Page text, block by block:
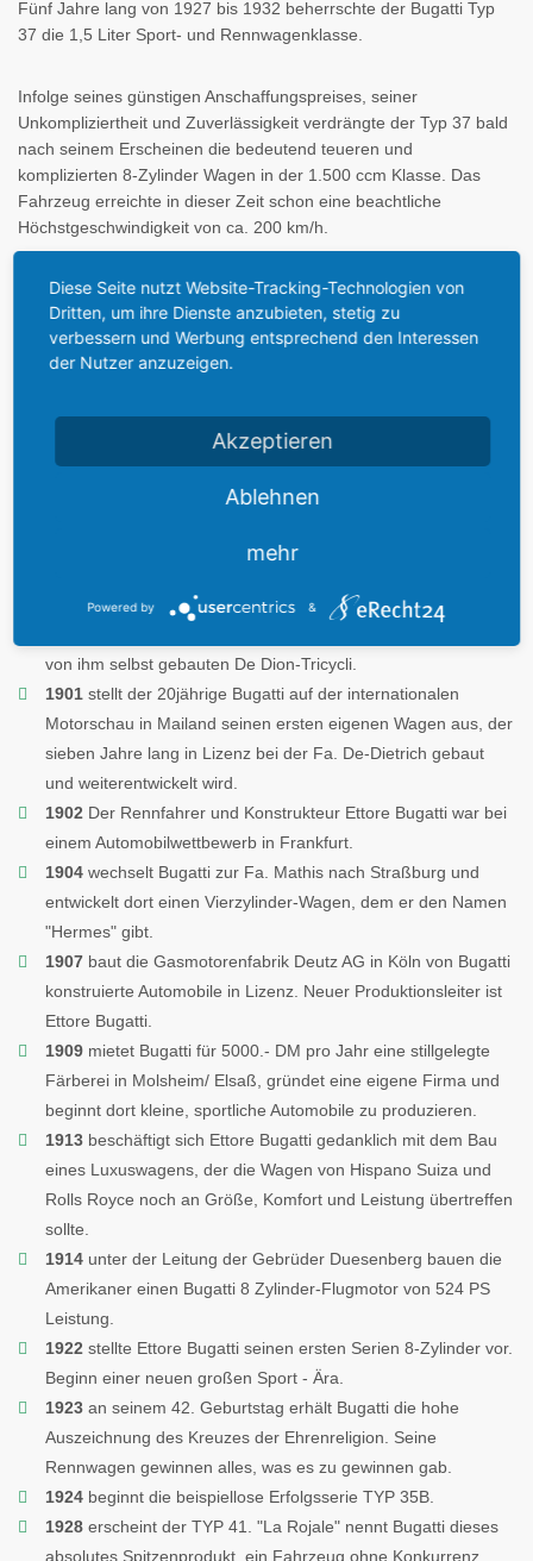
Fünf Jahre lang von 1927 bis 1932 beherrschte der Bugatti Typ
37 die 1,5 Liter Sport- und Rennwagenklasse.
Infolge seines günstigen Anschaffungspreises, seiner
Unkompliziertheit und Zuverlässigkeit verdrängte der Typ 37 bald
nach seinem Erscheinen die bedeutend teueren und
komplizierten 8-Zylinder Wagen in der 1.500 ccm Klasse. Das
Fahrzeug erreichte in dieser Zeit schon eine beachtliche
Höchstgeschwindigkeit von ca. 200 km/h.
Technische Daten:
Baujahr: 1926
Motor: 4-Zylinder
Leistung: ca. 100 PS
Lehrling bei der Firma Princetti & Stucchi.
von ihm selbst gebauten De Dion-Tricycli.
1901 stellt der 20jährige Bugatti auf der internationalen
Motorschau in Mailand seinen ersten eigenen Wagen aus, der
sieben Jahre lang in Lizenz bei der Fa. De-Dietrich gebaut
und weiterentwickelt wird.
1902 Der Rennfahrer und Konstrukteur Ettore Bugatti war bei
einem Automobilwettbewerb in Frankfurt.
1904 wechselt Bugatti zur Fa. Mathis nach Straßburg und
entwickelt dort einen Vierzylinder-Wagen, dem er den Namen
"Hermes" gibt.
1907 baut die Gasmotorenfabrik Deutz AG in Köln von Bugatti
konstruierte Automobile in Lizenz. Neuer Produktionsleiter ist
Ettore Bugatti.
1909 mietet Bugatti für 5000.- DM pro Jahr eine stillgelegte
Färberei in Molsheim/ Elsaß, gründet eine eigene Firma und
beginnt dort kleine, sportliche Automobile zu produzieren.
1913 beschäftigt sich Ettore Bugatti gedanklich mit dem Bau
eines Luxuswagens, der die Wagen von Hispano Suiza und
Rolls Royce noch an Größe, Komfort und Leistung übertreffen
sollte.
1914 unter der Leitung der Gebrüder Duesenberg bauen die
Amerikaner einen Bugatti 8 Zylinder-Flugmotor von 524 PS
Leistung.
1922 stellte Ettore Bugatti seinen ersten Serien 8-Zylinder vor.
Beginn einer neuen großen Sport - Ära.
1923 an seinem 42. Geburtstag erhält Bugatti die hohe
Auszeichnung des Kreuzes der Ehrenreligion. Seine
Rennwagen gewinnen alles, was es zu gewinnen gab.
1924 beginnt die beispiellose Erfolgsserie TYP 35B.
1928 erscheint der TYP 41. "La Rojale" nennt Bugatti dieses
absolutes Spitzenprodukt, ein Fahrzeug ohne Konkurrenz,
Diese Seite nutzt Website-Tracking-Technologien von
Dritten, um ihre Dienste anzubieten, stetig zu
verbessern und Werbung entsprechend den Interessen
der Nutzer anzuzeigen.
Akzeptieren
Ablehnen
mehr
Powered by &